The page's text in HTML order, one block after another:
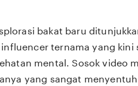
bakat baru
ternama yang kini
mental. Sosok video
yang sangat